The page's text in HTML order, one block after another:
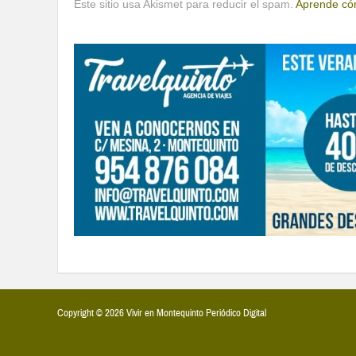
Este sitio usa Akismet para reducir el spam. Aprende
Copyright © 2026 Vivir en Montequinto Periódico Digital